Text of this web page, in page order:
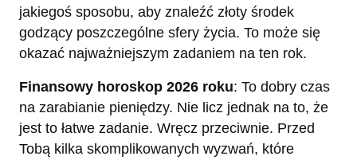
jakiegoś sposobu, aby znaleźć złoty środek
godzący poszczególne sfery życia. To może się
okazać najważniejszym zadaniem na ten rok.
Finansowy horoskop 2026 roku: To dobry czas
na zarabianie pieniędzy. Nie licz jednak na to, że
jest to łatwe zadanie. Wręcz przeciwnie. Przed
Tobą kilka skomplikowanych wyzwań, które